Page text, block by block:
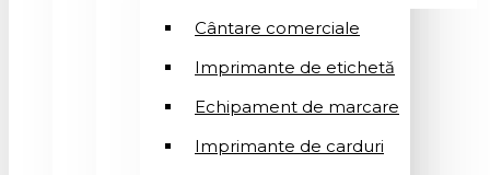
Cântare comerciale
Imprimante de etichetă
Echipament de marcare
Imprimante de carduri